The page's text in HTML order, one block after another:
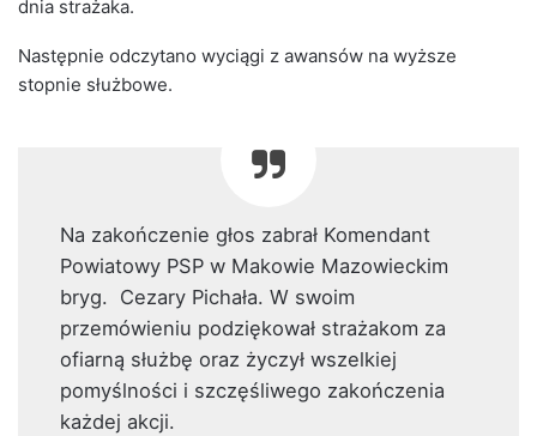
dnia strażaka.
Następnie odczytano wyciągi z awansów na wyższe
stopnie służbowe.
Na zakończenie głos zabrał Komendant
Powiatowy PSP w Makowie Mazowieckim
bryg. Cezary Pichała. W swoim
przemówieniu podziękował strażakom za
ofiarną służbę oraz życzył wszelkiej
pomyślności i szczęśliwego zakończenia
każdej akcji.